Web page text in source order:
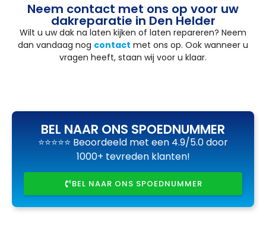
Neem contact met ons op voor uw
dakreparatie in Den Helder
Wilt u uw dak na laten kijken of laten repareren? Neem
dan vandaag nog contact met ons op. Ook wanneer u
vragen heeft, staan wij voor u klaar.
BEL NAAR ONS SPOEDNUMMER
⭐⭐⭐⭐⭐ Beoordeeld met een 4.9/5.0 door
1000+ tevreden klanten!
BEL NAAR ONS SPOEDNUMMER